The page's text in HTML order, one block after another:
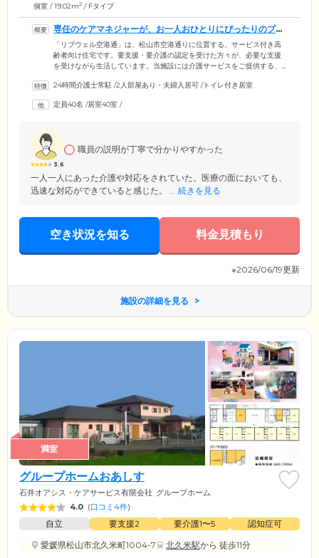
個室 / 19.02m2 / Fタイプ
専任のケアマネジャーが、お一人おひとりにぴったりのプラ
ンをご案内します
「リブウェル空港通」は、松山市空港通りに位置する、サービス付き高
齢者向け住宅です。要支援・要介護の認定を受けた方々が、必要な支援
を受けながら生活しています。当施設には介護サービスをご提供する、
所では、ご入居者様お一人おひとりに最適なケアプランを作成・ご提案
合は、そのまま継続していただけますのでご安心ください。また、ご入
24時間介護士常駐 /2人部屋あり・夫婦入居可 /トイレ付き居室
定員40名 /居室40室 /
3.6
職員の説明が丁寧で分かりやすかった
一人一人にあった介護や対応をされていた。医療の面においても、
迅速な対応ができていると感じた。 ... 続きを見る
空き状況を知る 料金見積もり
※2026/06/19更新
施設の詳細を見る
満室
グループホームおあしす
石井オアシス・ケアサービス有限会社 グループホーム
4.0 (口コミ4件)
自立 要支援2 要介護1〜5
認知症可
愛媛県松山市北久米町1004-7
北久米駅から 徒歩11分